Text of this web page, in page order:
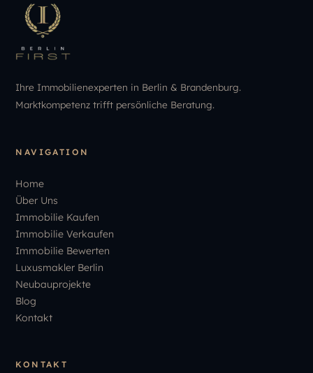
Ihre Immobilienexperten in Berlin & Brandenburg.
Marktkompetenz trifft persönliche Beratung.
NAVIGATION
Home
Über Uns
Immobilie Kaufen
Immobilie Verkaufen
Immobilie Bewerten
Luxusmakler Berlin
Neubauprojekte
Blog
Kontakt
KONTAKT